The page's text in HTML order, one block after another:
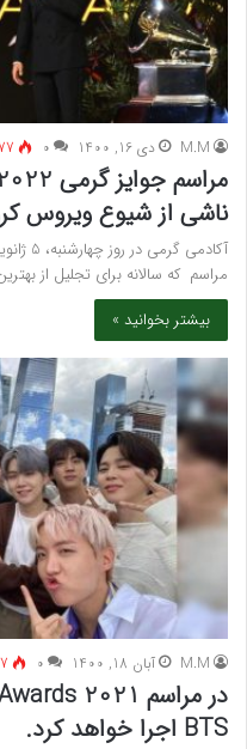
M.M دی 16, 1400 ۰
ناشی از شیوع ویروس
مراسم که سالانه برای تجلیل از
بیشتر بخوانید »
M.M آبان 18, 1400 ۰
BTS اجرا خواهد کرد.